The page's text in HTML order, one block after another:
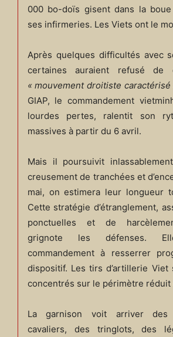
000 bo-doïs gisent dans la
ses infirmeries. Les Viets ont le
Après quelques difficultés avec
certaines auraient refusé de
« mouvement droitiste caractérisé
GIAP, le commandement
lourdes pertes, ralentit son
massives à partir du 6 avril.
Mais il poursuivit
creusement de tranchées et
mai, on estimera leur longueur
Cette stratégie d’étranglement,
ponctuelles et de
grignote les défenses.
commandement à resserrer
dispositif. Les tirs d’artillerie
concentrés sur le périmètre réduit
La garnison voit arriver des
cavaliers, des tringlots, des